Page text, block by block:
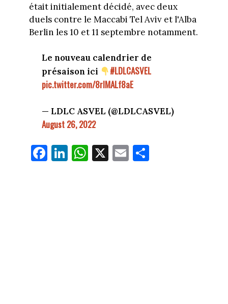
était initialement décidé, avec deux
duels contre le Maccabi Tel Aviv et l'Alba
Berlin les 10 et 11 septembre notamment.
Le nouveau calendrier de
présaison ici
#LDLCASVEL
pic.twitter.com/8rlMALf8aE
— LDLC ASVEL (@LDLCASVEL)
August 26, 2022
Fa
ce
Li
nk
W
ha
X E
m
Pa
rt